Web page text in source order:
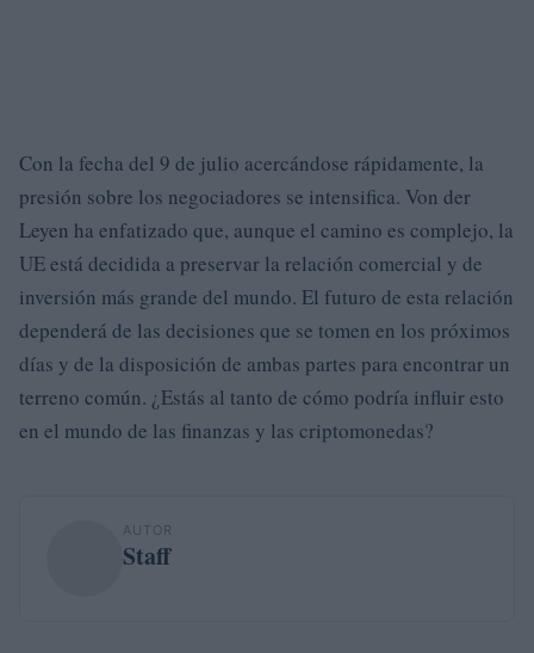
Con la fecha del 9 de julio acercándose rápidamente, la
presión sobre los negociadores se intensifica. Von der
Leyen ha enfatizado que, aunque el camino es complejo, la
UE está decidida a preservar la relación comercial y de
inversión más grande del mundo. El futuro de esta relación
dependerá de las decisiones que se tomen en los próximos
días y de la disposición de ambas partes para encontrar un
terreno común. ¿Estás al tanto de cómo podría influir esto
en el mundo de las finanzas y las criptomonedas?
AUTOR
Staff